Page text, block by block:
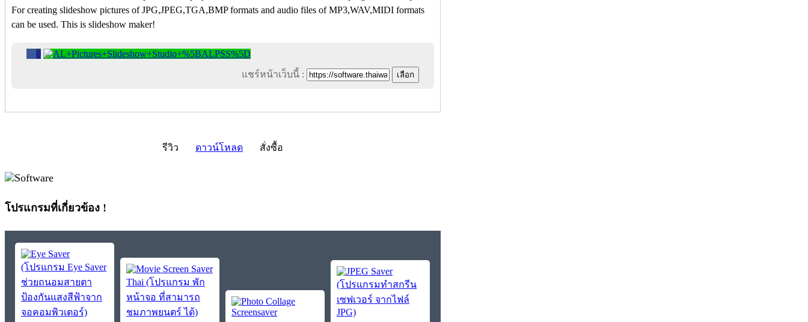
For creating slideshow pictures of JPG,JPEG,TGA,BMP formats and audio files of MP3,WAV,MIDI formats
can be used. This is slideshow maker!
0
แชร์หน้าเว็บนี้ :
รีวิว ดาวน์โหลด สั่งซื้อ
โปรแกรมที่เกี่ยวข้อง !